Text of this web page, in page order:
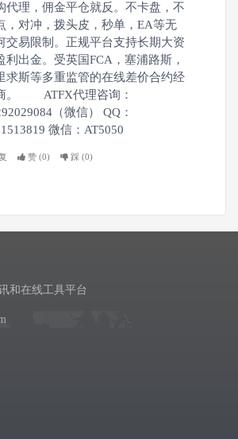
代理，佣金平仓就反。不卡盘，不
，对冲，拨头皮，秒单，EA等无
交易限制。正规平台支持长期大资
利出金。受英国FCA，塞浦路斯，
求斯等多重监管的在线差价合约经
。 ATFX代理咨询：
（微信） QQ：
微信：AT5050
赞 (0) 踩 (0)
和在线工具平台